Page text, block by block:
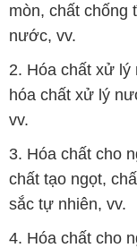
mòn, chất chống
nước, vv.
2. Hóa chất xử
hóa chất xử lý
vv.
3. Hóa chất cho
chất tạo ngọt,
sắc tự nhiên, vv.
4. Hóa chất cho